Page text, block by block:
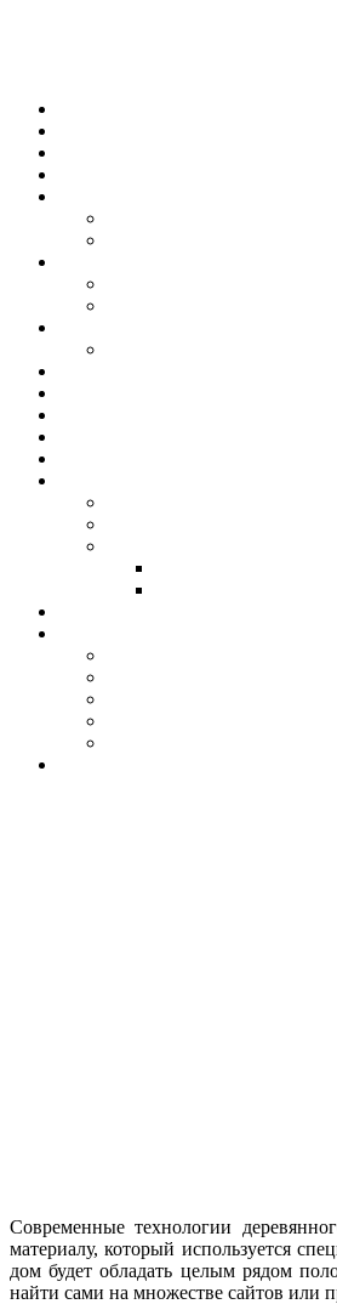
Современные технологии
материалу, который используется
дом будет обладать целым рядом
найти сами на множестве сайтов или